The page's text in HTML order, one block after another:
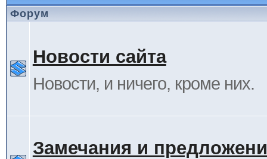
Форум
Новости сайта
Новости, и ничего, кроме них.
Замечания и